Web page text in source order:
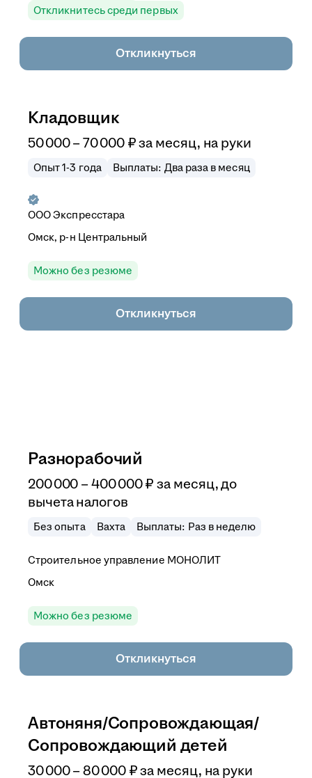
Откликнитесь среди первых
Откликнуться
Кладовщик
50 000–70 000 ₽ за месяц, на руки
Опыт 1-3 года Выплаты: Два раза в месяц
ОООЭкспресстара
Омск, р-н Центральный
Можно без резюме
Откликнуться
Разнорабочий
200 000 –400 000₽ за месяц,до
вычета налогов
Без опыта Вахта Выплаты: Раз в неделю
Строительное управление МОНОЛИТ
Омск
Можно без резюме
Откликнуться
Автоняня/Сопровождающая/
Сопровождающий детей
30 000–80 000 ₽ за месяц, на руки